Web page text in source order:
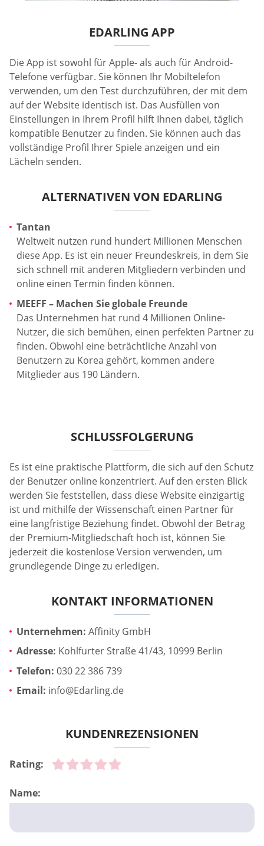
EDARLING APP
Die App ist sowohl für Apple- als auch für Android-
Telefone verfügbar. Sie können Ihr Mobiltelefon
verwenden, um den Test durchzuführen, der mit dem
auf der Website identisch ist. Das Ausfüllen von
Einstellungen in Ihrem Profil hilft Ihnen dabei, täglich
kompatible Benutzer zu finden. Sie können auch das
vollständige Profil Ihrer Spiele anzeigen und ein
Lächeln senden.
ALTERNATIVEN VON EDARLING
Tantan
Weltweit nutzen rund hundert Millionen Menschen
diese App. Es ist ein neuer Freundeskreis, in dem Sie
sich schnell mit anderen Mitgliedern verbinden und
online einen Termin finden können.
MEEFF – Machen Sie globale Freunde
Das Unternehmen hat rund 4 Millionen Online-
Nutzer, die sich bemühen, einen perfekten Partner zu
finden. Obwohl eine beträchtliche Anzahl von
Benutzern zu Korea gehört, kommen andere
Mitglieder aus 190 Ländern.
SCHLUSSFOLGERUNG
Es ist eine praktische Plattform, die sich auf den Schutz
der Benutzer online konzentriert. Auf den ersten Blick
werden Sie feststellen, dass diese Website einzigartig
ist und mithilfe der Wissenschaft einen Partner für
eine langfristige Beziehung findet. Obwohl der Betrag
der Premium-Mitgliedschaft hoch ist, können Sie
jederzeit die kostenlose Version verwenden, um
grundlegende Dinge zu erledigen.
KONTAKT INFORMATIONEN
Unternehmen: Affinity GmbH
Adresse: Kohlfurter Straße 41/43, 10999 Berlin
Telefon: 030 22 386 739
Email: info@Edarling.de
KUNDENREZENSIONEN
Rating:
Name: